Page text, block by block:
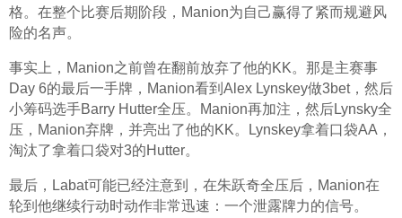
格。在整个比赛后期阶段，Manion为自己赢得了紧而规避风
险的名声。
事实上，Manion之前曾在翻前放弃了他的KK。那是主赛事
Day 6的最后一手牌，Manion看到Alex Lynskey做3bet，然后
小筹码选手Barry Hutter全压。Manion再加注，然后Lynsky全
压，Manion弃牌，并亮出了他的KK。Lynskey拿着口袋AA，
淘汰了拿着口袋对3的Hutter。
最后，Labat可能已经注意到，在朱跃奇全压后，Manion在
轮到他继续行动时动作非常迅速：一个泄露牌力的信号。